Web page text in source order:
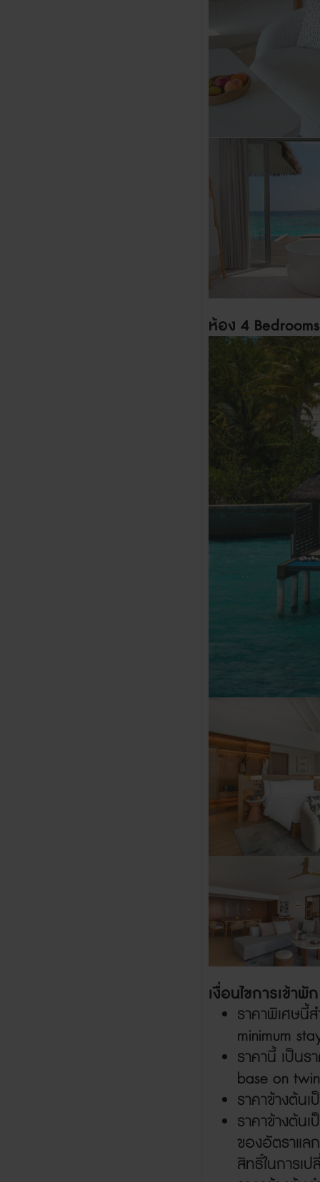
ห้อง 4
เงื่อนไขการเข้าพั
ราคาพิเศษนี้
minimum
ราคานี้ เป็นร
base on
ราคาข้างต้น
ราคาข้างต้น
ของอัตราแล
สิทธิ์ในการเ